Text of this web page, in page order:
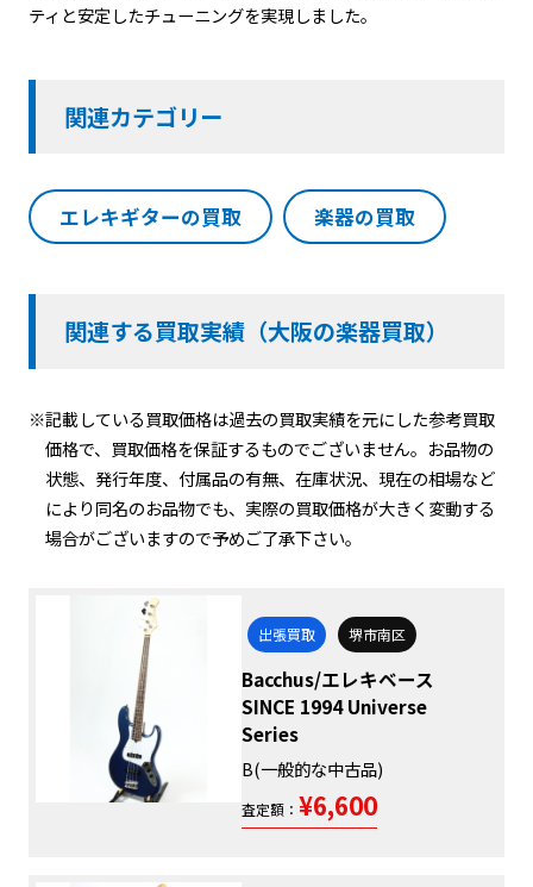
ティと安定したチューニングを実現しました。
関連カテゴリー
エレキギターの買取 楽器の買取
関連する買取実績（大阪の楽器買取）
※記載している買取価格は過去の買取実績を元にした参考買取
価格で、買取価格を保証するものでございません。お品物の
状態、発行年度、付属品の有無、在庫状況、現在の相場など
により同名のお品物でも、実際の買取価格が大きく変動する
場合がございますので予めご了承下さい。
出張買取 堺市南区
Bacchus/エレキベース
SINCE 1994 Universe
Series
B(一般的な中古品)
査定額： ¥6,600